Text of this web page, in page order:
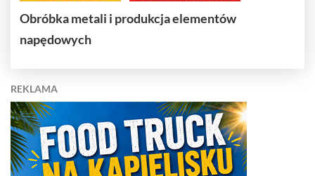
Obróbka metali i produkcja elementów
napędowych
REKLAMA